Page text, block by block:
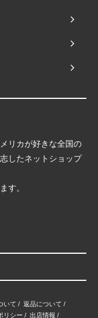
リカが好きな全国の
したネットショップ
す。
いて / 返品について /
リシー / 出店情報 /